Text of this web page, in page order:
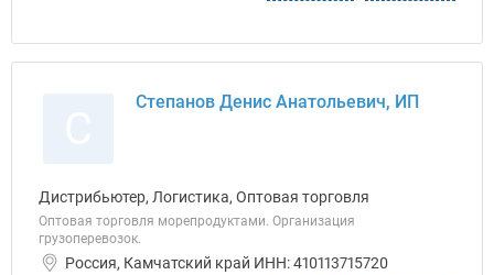
Степанов Денис Анатольевич, ИП
Дистрибьютер, Логистика, Оптовая торговля
Оптовая торговля морепродуктами. Организация
грузоперевозок.
Россия, Камчатский край ИНН: 410113715720